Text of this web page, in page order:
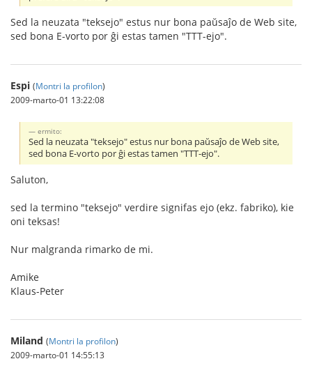
Sed la neuzata "teksejo" estus nur bona paŭsaĵo de Web site,
sed bona E-vorto por ĝi estas tamen "TTT-ejo".
Espi (Montri la profilon)
2009-marto-01 13:22:08
ermito:
Sed la neuzata "teksejo" estus nur bona paŭsaĵo de Web site,
sed bona E-vorto por ĝi estas tamen "TTT-ejo".
Saluton,
sed la termino "teksejo" verdire signifas ejo (ekz. fabriko), kie
oni teksas!
Nur malgranda rimarko de mi.
Amike
Klaus-Peter
Miland (Montri la profilon)
2009-marto-01 14:55:13